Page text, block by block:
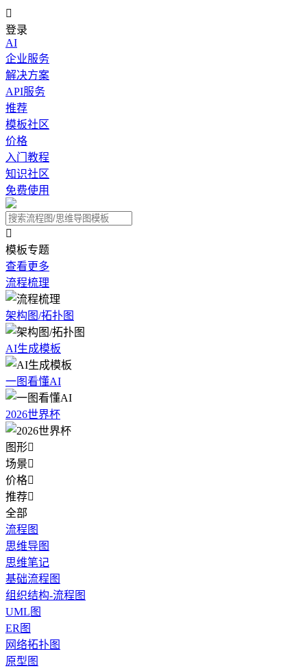

登录
AI
企业服务
解决方案
API服务
推荐
模板社区
价格
入门教程
知识社区
免费使用

模板专题
查看更多
流程梳理
架构图/拓扑图
AI生成模板
一图看懂AI
2026世界杯
图形
场景
价格
推荐
全部
流程图
思维导图
思维笔记
基础流程图
组织结构-流程图
UML图
ER图
网络拓扑图
原型图